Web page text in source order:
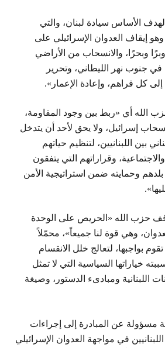
الأساس سيادة لبنان، والتي
إيقاف العدوان الإسرائيلي على
وبحرًا، والانسحاب من الأراضي
في جنوب نهر الليطاني، وتحرير
كل قراهم، وإعادة الإعمار».
الله أي «ربط بين وجود المقاومة،
إسرائيل، ولا يحق لأحد أن يتدخل
بين اللبنانيين، لتنظيم حياتهم
وقراراتهم التي يتفقون
بلدهم وحمايته ضمن استراتيجية الأمن
حزب الله «الحريص على الوحدة
وهي قوة لنا جميعاً»، محمّلاً
بواجبها، لتعالج خلل الانقسام
خياراتها السياسية التي لا تمثل
اللبنانية ومبادىء الدستور، وصيغة
عن المبادرة إلى إجراءات
في مواجهة العدوان الإسرائيلي